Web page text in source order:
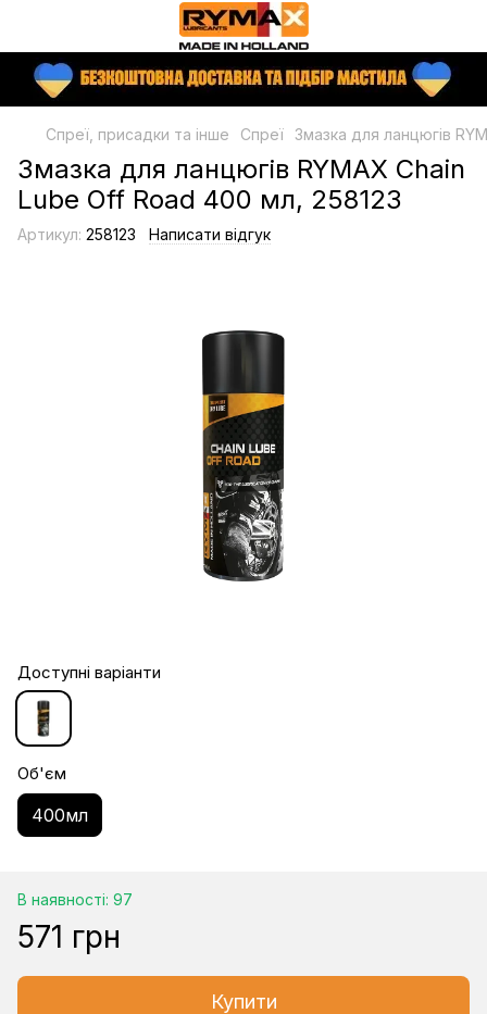
Спреї, присадки та інше Спреї Змазка для ланцюгів
Змазка для ланцюгів RYMAX Chain
Lube Off Road 400 мл, 258123
Артикул: 258123 Написати відгук
Доступні варіанти
Об'єм
400мл
В наявності: 97
571 грн
Купити